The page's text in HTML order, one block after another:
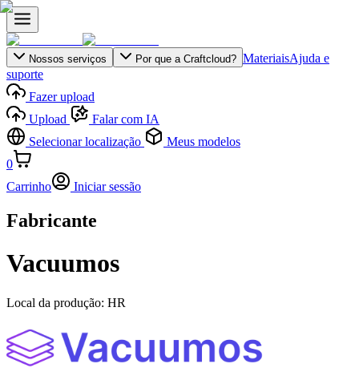
Nossos serviços Por que a Craftcloud? MateriaisAjuda e
suporte
Fazer upload
Upload
Falar com IA
Selecionar localização
Meus modelos
0
Carrinho
Iniciar sessão
Fabricante
Vacuumos
Local da produção: HR